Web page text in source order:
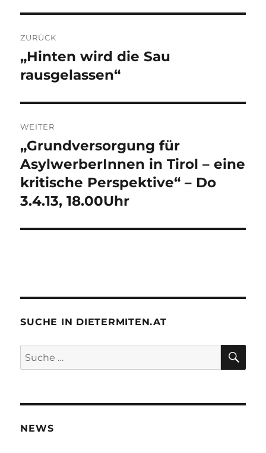
Navigation
ZURÜCK
Vorheriger
Beitrag:
„Hinten wird die Sau
rausgelassen“
WEITER
Nächster
Beitrag:
„Grundversorgung für
AsylwerberInnen in Tirol – eine
kritische Perspektive“ – Do
3.4.13, 18.00Uhr
SUCHE IN DIETERMITEN.AT
Suche
nach:
NEWS